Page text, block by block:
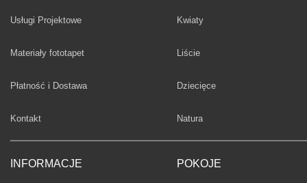
Usługi Projektowe
Materiały fototapet
Płatność i Dostawa
Kontakt
INFORMACJE
Fototapety
Kwiaty
Fototapety
Liście
Fototapety
Dziecięce
Fototapety
Natura
POKOJE